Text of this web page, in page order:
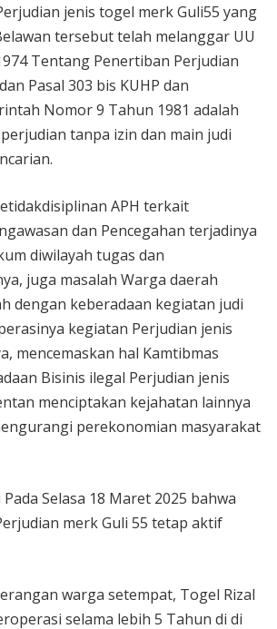
jenis togel merk Guli55 yang
tersebut telah melanggar UU
Tentang Penertiban Perjudian
Pasal 303 bis KUHP dan
Nomor 9 Tahun 1981 adalah
tanpa izin dan main judi
APH terkait
dan Pencegahan terjadinya
diwilayah tugas dan
juga masalah Warga daerah
dengan keberadaan kegiatan judi
kegiatan Perjudian jenis
mencemaskan hal Kamtibmas
Bisinis ilegal Perjudian jenis
menciptakan kejahatan lainnya
perekonomian masyarakat
Selasa 18 Maret 2025 bahwa
merk Guli 55 tetap aktif
warga setempat, Togel Rizal
selama lebih 5 Tahun di di